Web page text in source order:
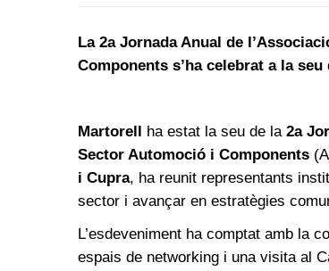
La 2a Jornada Anual de
Components s’ha celebrat a la seu
Martorell ha estat la seu de la 2a
Sector Automoció i Components
i Cupra, ha reunit representants
sector i avançar en estratègies
L’esdeveniment ha comptat amb la
espais de networking i una visita al